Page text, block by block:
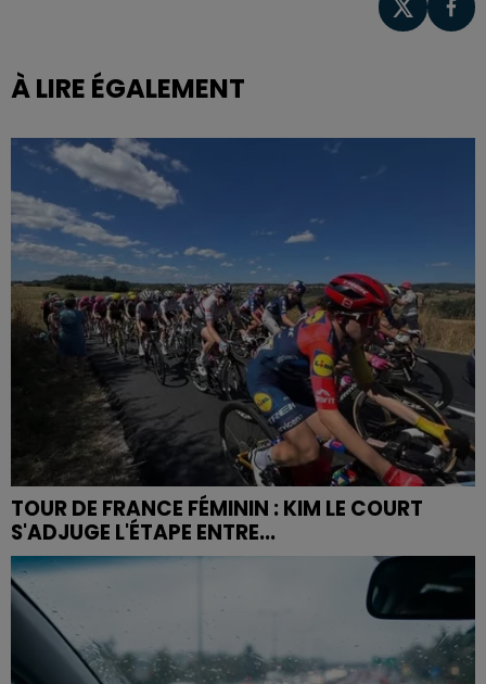
À LIRE ÉGALEMENT
TOUR DE FRANCE FÉMININ : KIM LE COURT
S'ADJUGE L'ÉTAPE ENTRE...